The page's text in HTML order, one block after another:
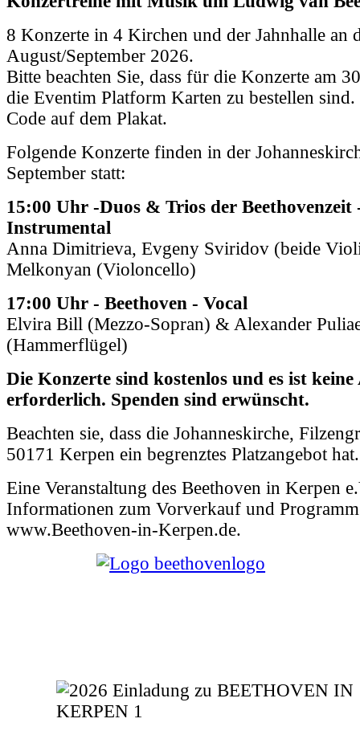
8 Konzerte in 4 Kirchen und der Jahnhalle an
August/September 2026.
Bitte beachten Sie, dass für die Konzerte am
die Eventim Platform Karten zu bestellen sind.
Code auf dem Plakat.
Folgende Konzerte finden in der
September statt:
15:00 Uhr -Duos & Trios der Beethovenzeit
Instrumental
Anna Dimitrieva, Evgeny Sviridov (beide
Melkonyan (Violoncello)
17:00 Uhr - Beethoven - Vocal
Elvira Bill (Mezzo-Sopran) & Alexander
(Hammerflügel)
Die Konzerte sind kostenlos und es ist
erforderlich. Spenden sind erwünscht.
Beachten sie, dass die Johanneskirche,
50171 Kerpen ein begrenztes Platzangebot hat.
Eine Veranstaltung des Beethoven in Kerpen
Informationen zum Vorverkauf und
www.Beethoven-in-Kerpen.de.